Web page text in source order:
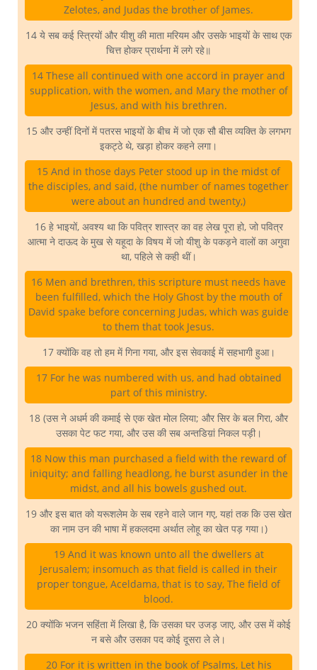
Zelotes, and Judas the brother of James.
14 ये सब कई स्त्रियों और यीशु की माता मरियम और उसके भाइयों के साथ एक
चित्त होकर प्रार्थना में लगे रहे॥
14 These all continued with one accord in prayer and
supplication, with the women, and Mary the mother of
Jesus, and with his brethren.
15 और उन्हीं दिनों में पतरस भाइयों के बीच में जो एक सौ बीस व्यक्ति के लगभग
इकट्ठे थे, खड़ा होकर कहने लगा।
15 And in those days Peter stood up in the midst of
the disciples, and said, (the number of names together
were about an hundred and twenty,)
16 हे भाइयों, अवश्य था कि पवित्र शास्त्र का वह लेख पूरा हो, जो पवित्र
आत्मा ने दाऊद के मुख से यहूदा के विषय में जो यीशु के पकड़ने वालों का अगुवा
था, पहिले से कही थीं।
16 Men and brethren, this scripture must needs have
been fulfilled, which the Holy Ghost by the mouth of
David spake before concerning Judas, which was guide
to them that took Jesus.
17 क्योंकि वह तो हम में गिना गया, और इस सेवकाई में सहभागी हुआ।
17 For he was numbered with us, and had obtained
part of this ministry.
18 (उस ने अधर्म की कमाई से एक खेत मोल लिया; और सिर के बल गिरा, और
उसका पेट फट गया, और उस की सब अन्तडिय़ां निकल पड़ी।
18 Now this man purchased a field with the reward of
iniquity; and falling headlong, he burst asunder in the
midst, and all his bowels gushed out.
19 और इस बात को यरूशलेम के सब रहने वाले जान गए, यहां तक कि उस खेत
का नाम उन की भाषा में हकलदमा अर्थात लोहू का खेत पड़ गया।)
19 And it was known unto all the dwellers at
Jerusalem; insomuch as that field is called in their
proper tongue, Aceldama, that is to say, The field of
blood.
20 क्योंकि भजन सहिंता में लिखा है, कि उसका घर उजड़ जाए, और उस में कोई
न बसे और उसका पद कोई दूसरा ले ले।
20 For it is written in the book of Psalms, Let his